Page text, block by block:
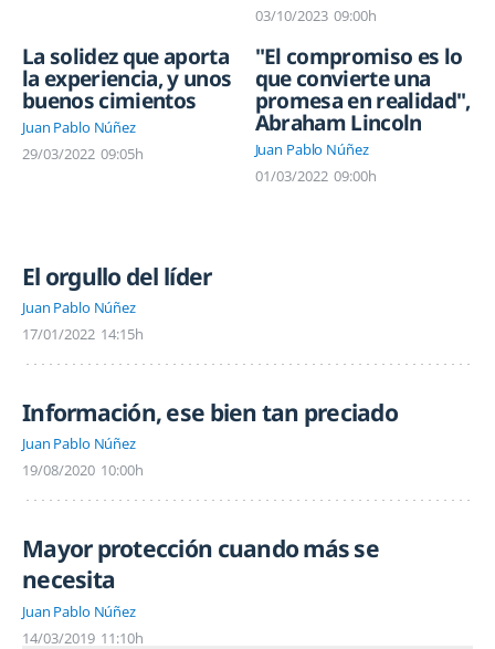
03/10/2023 09:00h
La solidez que aporta
la experiencia, y unos
buenos cimientos
Juan Pablo Núñez
29/03/2022 09:05h
"El compromiso es lo
que convierte una
promesa en realidad",
Abraham Lincoln
Juan Pablo Núñez
01/03/2022 09:00h
El orgullo del líder
Juan Pablo Núñez
17/01/2022 14:15h
Información, ese bien tan preciado
Juan Pablo Núñez
19/08/2020 10:00h
Mayor protección cuando más se
necesita
Juan Pablo Núñez
14/03/2019 11:10h